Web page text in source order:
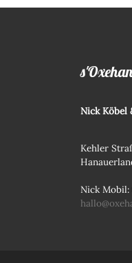
Nick Köbel
Kehler
Nick Mobil: